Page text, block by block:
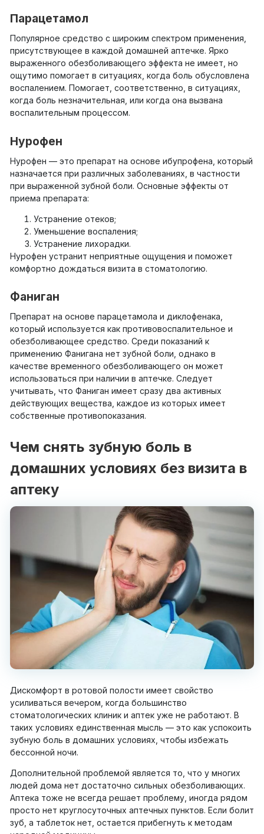
Парацетамол
Популярное средство с широким спектром применения,
присутствующее в каждой домашней аптечке. Ярко
выраженного обезболивающего эффекта не имеет, но
ощутимо помогает в ситуациях, когда боль обусловлена
воспалением. Помогает, соответственно, в ситуациях,
когда боль незначительная, или когда она вызвана
воспалительным процессом.
Нурофен
Нурофен — это препарат на основе ибупрофена, который
назначается при различных заболеваниях, в частности
при выраженной зубной боли. Основные эффекты от
приема препарата:
Устранение отеков;
Уменьшение воспаления;
Устранение лихорадки.
Нурофен устранит неприятные ощущения и поможет
комфортно дождаться визита в стоматологию.
Фаниган
Препарат на основе парацетамола и диклофенака,
который используется как противовоспалительное и
обезболивающее средство. Среди показаний к
применению Фанигана нет зубной боли, однако в
качестве временного обезболивающего он может
использоваться при наличии в аптечке. Следует
учитывать, что Фаниган имеет сразу два активных
действующих вещества, каждое из которых имеет
собственные противопоказания.
Чем снять зубную боль в
домашних условиях без визита в
аптеку
Дискомфорт в ротовой полости имеет свойство
усиливаться вечером, когда большинство
стоматологических клиник и аптек уже не работают. В
таких условиях единственная мысль — это как успокоить
зубную боль в домашних условиях, чтобы избежать
бессонной ночи.
Дополнительной проблемой является то, что у многих
людей дома нет достаточно сильных обезболивающих.
Аптека тоже не всегда решает проблему, иногда рядом
просто нет круглосуточных аптечных пунктов. Если болит
зуб, а таблеток нет, остается прибегнуть к методам